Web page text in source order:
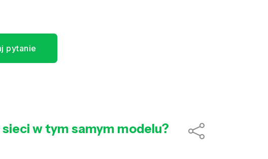
pytanie
w tym samym modelu?